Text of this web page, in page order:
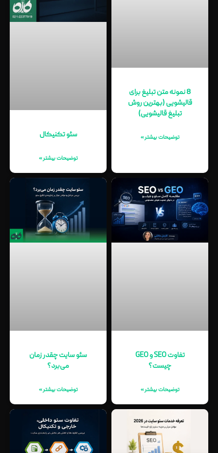
8 نمونه متن تبلیغ برای
قالیشویی (بهترین روش
تبلیغ قالیشویی)
توضیحات بیشتر » سئو تکنیکال
توضیحات بیشتر »
تفاوت SEO و GEO
چیست؟
توضیحات بیشتر »
سئو سایت چقدر زمان
می‌برد؟
توضیحات بیشتر »